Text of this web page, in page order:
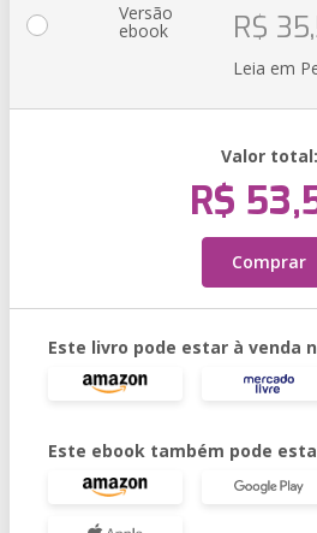
Versão
ebook R$
Leia em
Valor total:
R$
Comprar
Este livro pode estar à venda
Este ebook também pode